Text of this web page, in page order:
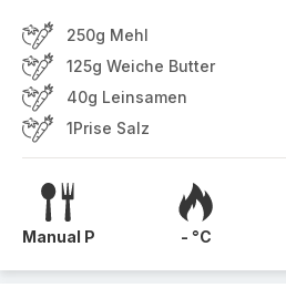
250g Mehl
125g Weiche Butter
40g Leinsamen
1Prise Salz
Manual P - °C